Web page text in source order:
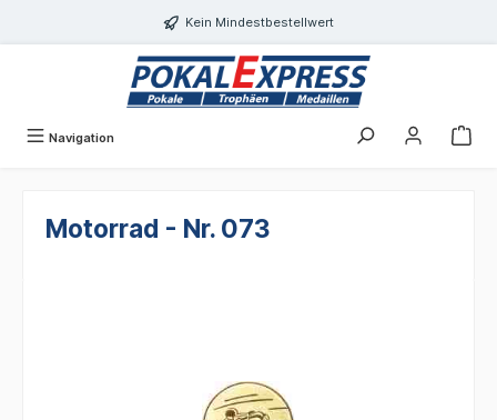
Kein Mindestbestellwert
Navigation
Motorrad - Nr. 073